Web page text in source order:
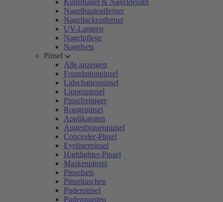
Kunstnägel & Nageldesign
Nagelhautentferner
Nagellackentferner
UV-Lampen
Nagelpflege
Nagelsets
Pinsel
Alle anzeigen
Foundationpinsel
Lidschattenpinsel
Lippenpinsel
Pinselreiniger
Rougepinsel
Applikatoren
Augenbrauenpinsel
Concealer-Pinsel
Eyelinerpinsel
Highlighter-Pinsel
Maskenpinsel
Pinselsets
Pinseltaschen
Puderpinsel
Puderquasten